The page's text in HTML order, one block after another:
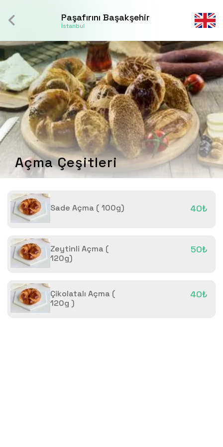
Paşafırını Başakşehir
İstanbul
Açma Çeşitleri
Sade Açma ( 100g) 40₺
Zeytinli Açma (
120g)
50₺
Çikolatalı Açma (
120g )
40₺